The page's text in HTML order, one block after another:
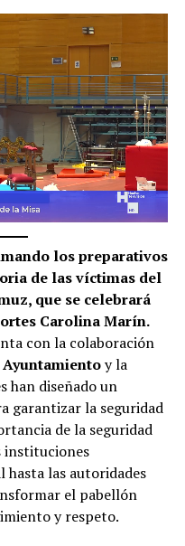
los preparativos
de las víctimas del
que se celebrará
Carolina Marín.
con la colaboración
Ayuntamientoy la
han diseñado un
garantizar la seguridad
de la seguridad
instituciones
hasta las autoridades
el pabellón
y respeto.